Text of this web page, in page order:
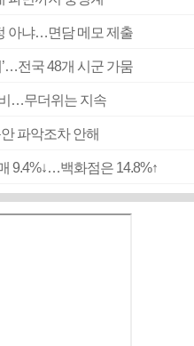
아냐…면담 메모 제출
’…전국 48개 시군 가뭄
비…무더위는 지속
파악조차 안해
9.4%↓…백화점은 14.8%↑